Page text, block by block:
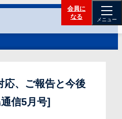
メニュー
会員に
なる
応、ご報告と今後
信5月号]